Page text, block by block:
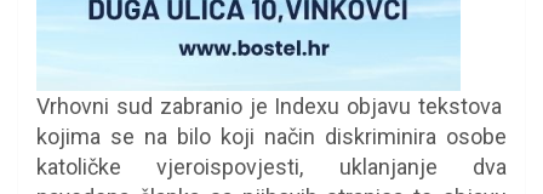
Vrhovni sud zabranio je Indexu objavu tekstova
kojima se na bilo koji način diskriminira osobe
katoličke vjeroispovjesti, uklanjanje dva